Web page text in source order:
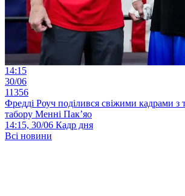
14:15
30/06
11356
Фредді Роуч поділився свіжими кадрами з
табору Менні Пак’яо
14:15, 30/06 Кадр дня
Всі новини